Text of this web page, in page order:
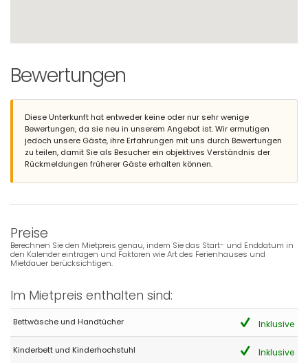
Bewertungen
Diese Unterkunft hat entweder keine oder nur sehr wenige
Bewertungen, da sie neu in unserem Angebot ist. Wir ermutigen
jedoch unsere Gäste, ihre Erfahrungen mit uns durch Bewertungen
zu teilen, damit Sie als Besucher ein objektives Verständnis der
Rückmeldungen früherer Gäste erhalten können.
Preise
Berechnen Sie den Mietpreis genau, indem Sie das Start- und Enddatum in
den Kalender eintragen und Faktoren wie Art des Ferienhauses und
Mietdauer berücksichtigen.
Im Mietpreis enthalten sind:
Bettwäsche und Handtücher Inklusive
Kinderbett und Kinderhochstuhl Inklusive